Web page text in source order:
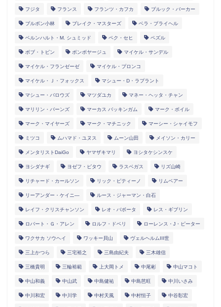
フジタ フランス フランツ・カフカ ブルック・バーカー
ブルボン小林 ブレイク・マスターズ ベラ・ブライヘル
ベルンハルト・M. シュミッド ペク・セヒ ペズル
ボブ・トビン ボンボヤージュ マイケル・サンデル
マイケル・フランゼーゼ マイケル・プロンコ
マイケル・Ｊ・フォックス マシュー・D・ラプラント
マシュー・バロウズ マツダユカ マネー・ヘッタ・チャン
マリリン・バーンズ マーカス バッキンガム マーク・ボイル
マーク・マイヤーズ マーク・マチニック マーシー・シャイモフ
ミツコ ムハマド・ユヌス ムーン山田 メイソン・カリー
メンタリストDaiGo ヤマザキマリ ヨシタケシンスケ
ヨシダナギ ヨゼフ・ピタウ ラスベガス リズ山崎
リチャード・カールソン リック・ピティーノ リムベアー
リーアンダー・ケイニ― ルース・ジャーマン・白石
レイフ・クリスチャンソン レオ・バボータ レス・ギブリン
ロバート・Ｇ・アレン ロルフ・ドベリ ローレンス・J・ピーター
ワクサカ ソウヘイ ワッキー貝山 ヴェルヘルムIII世
三上かつら 三宅裕之 三島由紀夫 三木雄信
三橋貴明 三輪裕範 上大岡トメ 中尾彬 中山マコト
中山和義 中山武 中島健祐 中島芭旺 中川いさみ
中川和宏 中川学 中村天風 中村恒子 中谷彰宏